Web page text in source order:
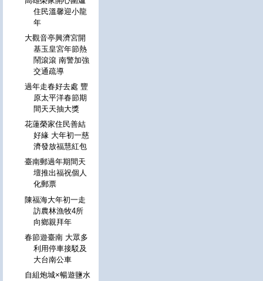
住民溫馨迎小龍
年
大觀音亭興濟宮開
基玉皇宮年節熱
鬧滾滾 南警加強
交通疏導
過年走春好去處 豐
原太平洋春節期
間天天抽大獎
花蓮榮家住民善結
好緣 大年初一慈
濟發放福慧紅包
臺南郵過年期間天
壇推出福祝個人
化郵票
陳福海大年初一走
訪農林漁牧4所
向鄉親拜年
春節遊臺南 大眾多
利用停車接駁及
大台南公車
自組炮城×暢遊鹽水